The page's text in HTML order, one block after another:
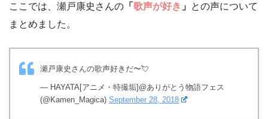
ここでは、瀬戸康史さんの 「 歌声が好き 」 との声について
まとめました。
瀬戸康史さんの歌声好きだ〜💘
— HAYATA[アニメ・特撮垢]@ありがとう物語フェス
(@Kamen_Magica) September 28, 2018